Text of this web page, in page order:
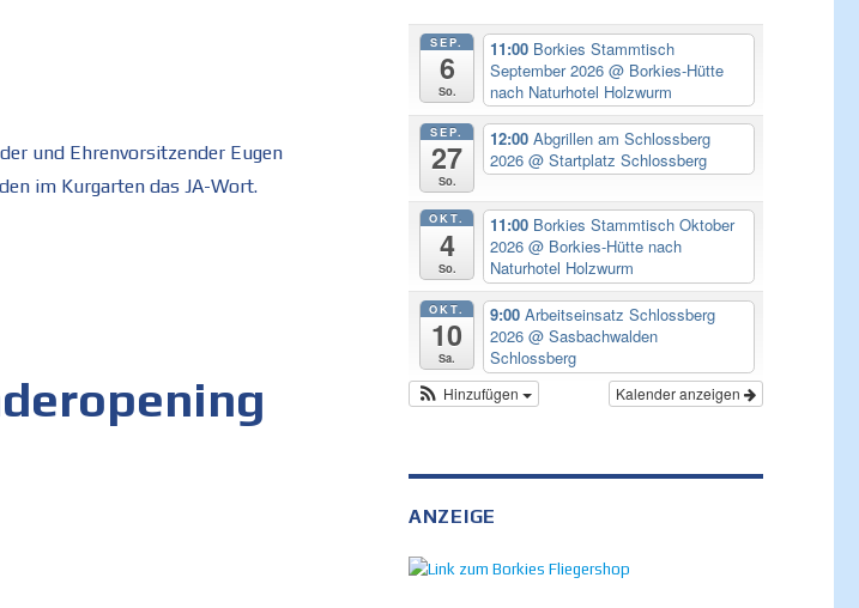
und Ehrenvorsitzender Eugen
im Kurgarten das JA-Wort.
SEP.
6
So.
11:00 Borkies Stammtisch
September 2026@ Borkies-Hütte
nach Naturhotel Holzwurm
SEP.
27
So.
12:00Abgrillen am Schlossberg
2026@ Startplatz Schlossberg
OKT.
4
So.
11:00 Borkies Stammtisch Oktober
2026@ Borkies-Hütte nach
Naturhotel Holzwurm
OKT.
10
Sa.
9:00Arbeitseinsatz Schlossberg
2026@ Sasbachwalden
Schlossberg
Kalender anzeigen
Hinzufügen
ANZEIGE